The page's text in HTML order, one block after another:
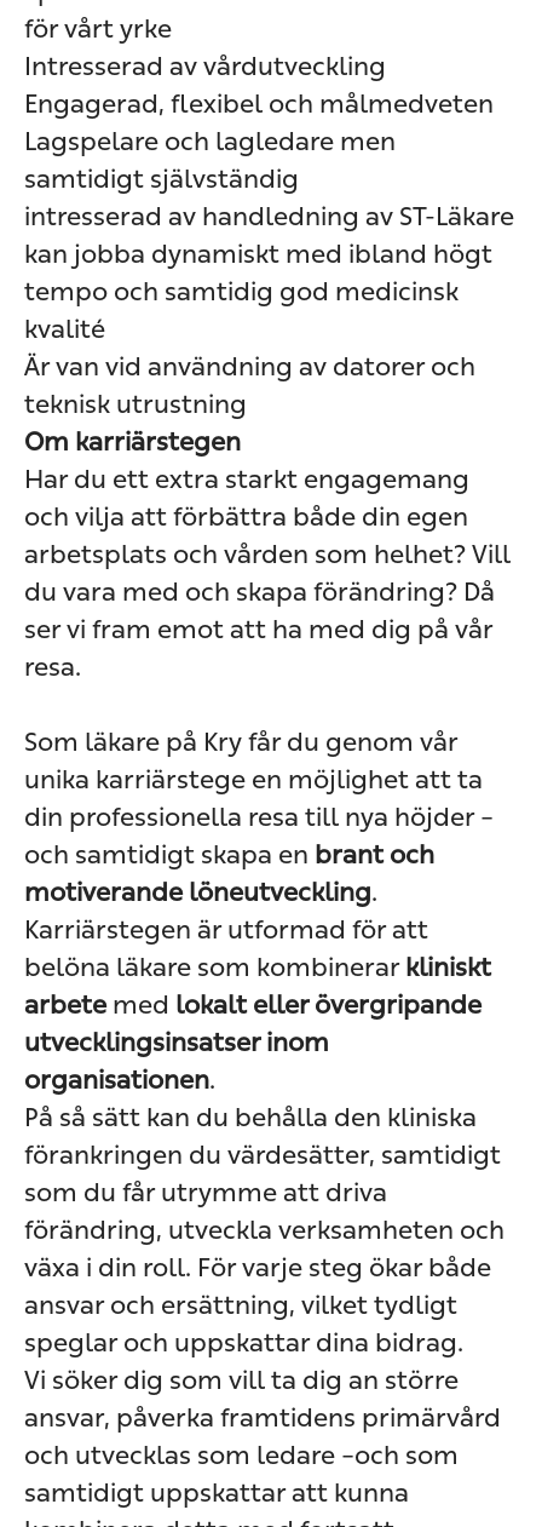
för vårt yrke
Intresserad av vårdutveckling
Engagerad, flexibel och målmedveten
Lagspelare och lagledare men
samtidigt självständig
intresserad av handledning av ST-Läkare
kan jobba dynamiskt med ibland högt
tempo och samtidig god medicinsk
kvalité
Är van vid användning av datorer och
teknisk utrustning
Om karriärstegen
Har du ett extra starkt engagemang
och vilja att förbättra både din egen
arbetsplats och vården som helhet? Vill
du vara med och skapa förändring? Då
ser vi fram emot att ha med dig på vår
resa.
Som läkare på Kry får du genom vår
unika karriärstege en möjlighet att ta
din professionella resa till nya höjder –
och samtidigt skapa en brant och
motiverande löneutveckling.
Karriärstegen är utformad för att
belöna läkare som kombinerar kliniskt
arbetemed lokalt eller övergripande
utvecklingsinsatser inom
organisationen.
På så sätt kan du behålla den kliniska
förankringen du värdesätter, samtidigt
som du får utrymme att driva
förändring, utveckla verksamheten och
växa i din roll. För varje steg ökar både
ansvar och ersättning, vilket tydligt
speglar och uppskattar dina bidrag.
Vi söker dig som vill ta dig an större
ansvar, påverka framtidens primärvård
och utvecklas som ledare –och som
samtidigt uppskattar att kunna